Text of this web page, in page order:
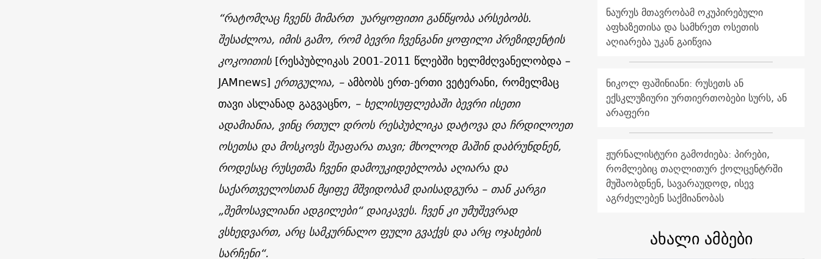
“რატომღაც ჩვენს მიმართ უარყოფითი განწყობა არსებობს.
შესაძლოა, იმის გამო, რომ ბევრი ჩვენგანი ყოფილი პრეზიდენტის
კოკოითის[რესპუბლიკას 2001-2011 წლებში ხელმძღვანელობდა–
JAMnews] ერთგულია, –ამბობს ერთ-ერთი ვეტერანი, რომელმაც
თავი ასლანად გაგვაცნო, – ხელისუფლებაში ბევრი ისეთი
ადამიანია, ვინც რთულ დროს რესპუბლიკა დატოვა და ჩრდილოეთ
ოსეთსა და მოსკოვს შეაფარა თავი; მხოლოდ მაშინ დაბრუნდნენ,
როდესაც რუსეთმა ჩვენი დამოუკიდებლობა აღიარა და
საქართველოსთან მყიფე მშვიდობამ დაისადგურა – თან კარგი
„შემოსავლიანი ადგილები“ დაიკავეს. ჩვენ კი უმუშევრად
ვსხედვართ, არც სამკურნალო ფული გვაქვს და არც ოჯახების
სარჩენი“.
ნაურუს მთავრობამ ოკუპირებული
აფხაზეთისა და სამხრეთ ოსეთის
აღიარება უკან გაიწვია
ნიკოლ ფაშინიანი: რუსეთს ან
ექსკლუზიური ურთიერთობები სურს, ან
არაფერი
ჟურნალისტური გამოძიება: პირები,
რომლებიც თაღლითურ ქოლცენტრში
მუშაობდნენ, სავარაუდოდ, ისევ
აგრძელებენ საქმიანობას
ახალი ამბები